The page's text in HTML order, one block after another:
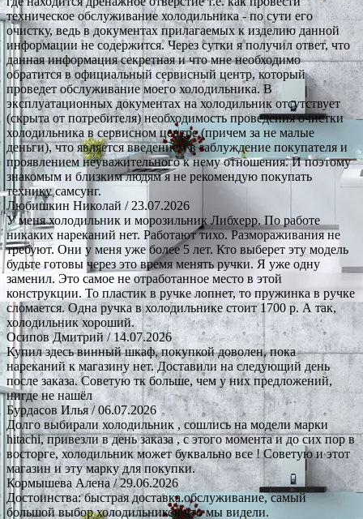
техническое обслуживание холодильника - по сути его
очистку, ведь в документах прилагаемых к изделию данной
информации не содержится. Через сутки я получил ответ, что
данная информация секретная и что мне необходимо
обратится в официальный сервисный центр, который
проведет обслуживание моего холодильника. В
эксплуатационных документах на холодильник отсутствует
(скрыта от потребителя) необходимость проведения очистки
холодильника в сервисном центре (причем за не малые
деньги), что является введением в заблуждение покупателя и
проявлением неуважительного к нему отношения. И поэтому
знакомым и близким людям я не рекомендую покупать
технику самсунг.
Любишкин Николай / 23.07.2026
У меня холодильник и морозильник Либхерр. По работе
никаких нареканий нет. Работают тихо. Размораживания не
требуют. Они у меня уже более 5 лет. Кто выберет эту модель
будьте готовы через это время менять ручки. Я уже одну
заменил. Это самое не отработанное место в этой
конструкции. То пластик в ручке лопнет, то пружинка в ручке
сломается. Одна ручка в холодильнике стоит 1700 р. А так,
холодильник хороший.
Осипов Дмитрий/ 14.07.2026
Купил здесь винный шкаф, покупкой доволен, пока
нареканий к магазину нет. Доставили на следующий день
после заказа. Советую тк больше, чем у них предложений,
нигде не нашёл
Бурдасов Илья/ 06.07.2026
Долго выбирали холодильник , сошлись на модели марки
hitachi, привезли в день заказа , с этого момента и до сих пор в
восторге, холодильник может буквально все ! Советую и этот
магазин и эту марку для покупки.
Кормышева Алена / 29.06.2026
Достоинства: быстрая доставка.обслуживание, самый
большой выбор холодильников что мы видели.